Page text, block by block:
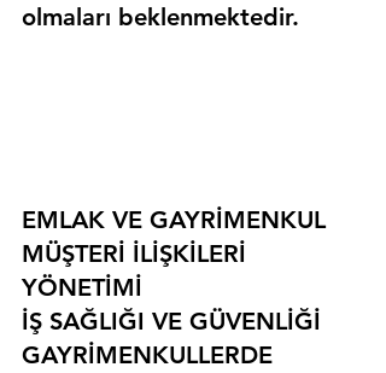
olmaları beklenmektedir.
EMLAK VE GAYRİMENKUL
MÜŞTERİ İLİŞKİLERİ
YÖNETİMİ
İŞ SAĞLIĞI VE GÜVENLİĞİ
GAYRİMENKULLERDE